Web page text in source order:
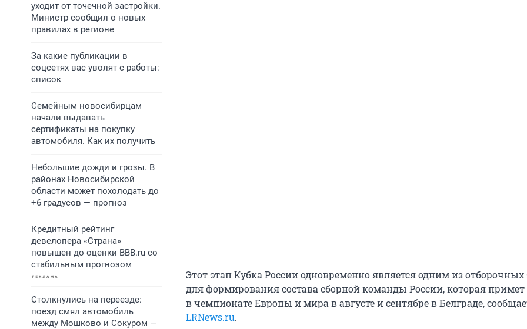
уходит от точечной застройки.
Министр сообщил о новых
правилах в регионе
За какие публикации в
соцсетях вас уволят с работы:
список
Семейным новосибирцам
начали выдавать
сертификаты на покупку
автомобиля. Как их получить
Небольшие дожди и грозы. В
районах Новосибирской
области может похолодать до
+6 градусов — прогноз
Кредитный рейтинг
девелопера «Страна»
повышен до оценки BBB.ru со
стабильным прогнозом
Столкнулись на переезде:
поезд смял автомобиль
между Мошково и Сокуром —
Этот этап Кубка России одновременно является одним из отборочных
для формирования состава сборной команды России, которая примет
в чемпионате Европы и мира в августе и сентябре в Белграде,
LRNews.ru.